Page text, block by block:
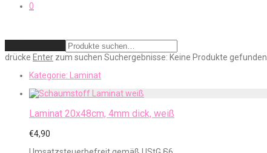
0
drücke Enter zum suchen Suchergebnisse: Keine Produkte gefunden.
Kategorie:
Laminat
Laminat 20x48cm, 4mm dick, weiß
€4,90